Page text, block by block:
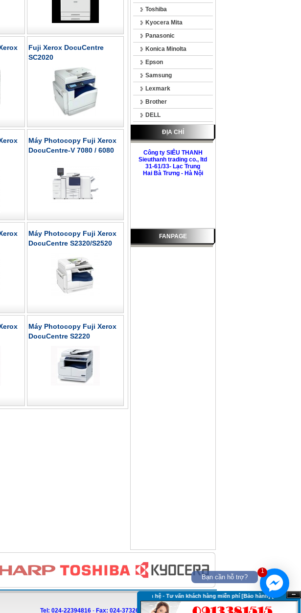
1
Bạn cần hỗ trợ?
Toshiba
Kyocera Mita
Panasonic
Konica Minolta
Epson
Samsung
Lexmark
Brother
DELL
ĐỊA CHỈ
Công ty SIÊU THANH
Sieuthanh trading co., ltd
31-61/33- Lạc Trung
Hai Bà Trưng - Hà Nội
FANPAGE
Fuji Xerox DocuCentre
SC2020
Máy Photocopy Fuji Xerox
DocuCentre-V 7080 / 6080
Máy Photocopy Fuji Xerox
DocuCentre S2320/S2520
Máy Photocopy Fuji Xerox
DocuCentre S2220
Tel: 024-22394816- Fax: 024-37326988
Ẩn
Liên hệ - Tư vấn khách hàng miễn phí [Bảo hành] [Báo giá]